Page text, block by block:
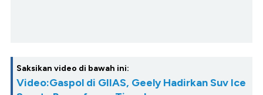
Saksikan video di bawah ini:
Video:Gaspol di GIIAS, Geely Hadirkan Suv Ice